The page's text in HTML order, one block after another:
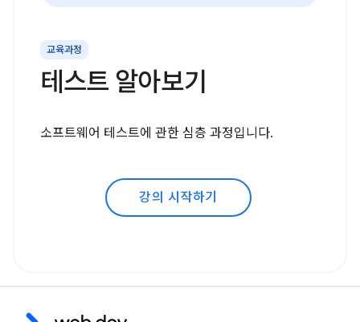
교육과정
테스트 알아보기
소프트웨어 테스트에 관한 심층 과정입니다.
강의 시작하기